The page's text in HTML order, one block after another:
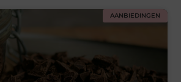
AANBIEDINGEN